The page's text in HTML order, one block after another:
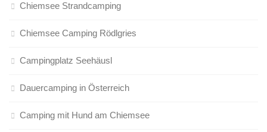
Chiemsee Strandcamping
Chiemsee Camping Rödlgries
Campingplatz Seehäusl
Dauercamping in Österreich
Camping mit Hund am Chiemsee